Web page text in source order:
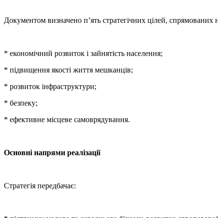
Документом визначено п’ять стратегічних цілей, спрямованих
* економічний розвиток і зайнятість населення;
* підвищення якості життя мешканців;
* розвиток інфраструктури;
* безпеку;
* ефективне місцеве самоврядування.
Основні напрями реалізації
Стратегія передбачає: